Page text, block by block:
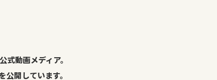
式動画メディア。
開しています。